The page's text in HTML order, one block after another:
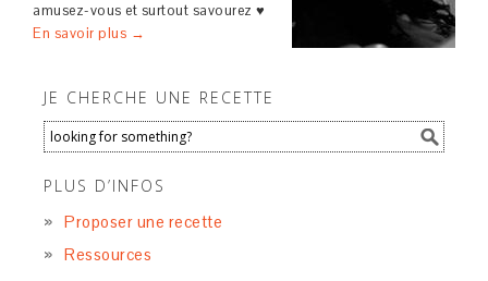
amusez-vous et surtout savourez ♥
En savoir plus →
JE CHERCHE UNE RECETTE
PLUS D’INFOS
Proposer une recette
Ressources